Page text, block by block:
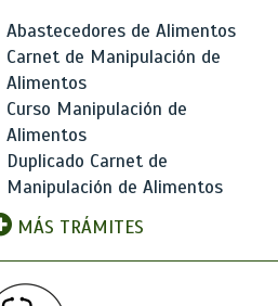
Abastecedores de Alimentos
Carnet de Manipulación de
Alimentos
Curso Manipulación de
Alimentos
Duplicado Carnet de
Manipulación de Alimentos
MÁS TRÁMITES